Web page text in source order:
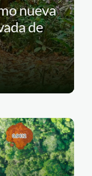
nueva
de